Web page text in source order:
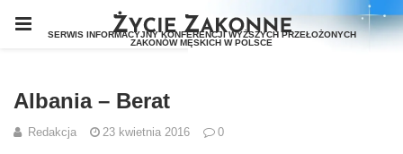
Albania – Berat
Redakcja 23 kwietnia 2016 0